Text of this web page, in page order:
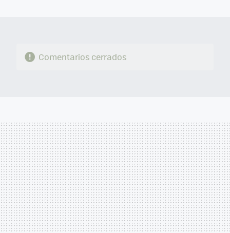
Comentarios cerrados